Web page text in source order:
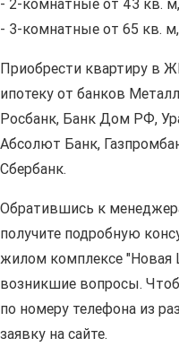
- 2-комнатные от 43 кв.
- 3-комнатные от 65 кв.
Приобрести квартиру в
ипотеку от банков
Росбанк, Банк Дом РФ,
Абсолют Банк,
Сбербанк.
Обратившись к
получите подробную
жилом комплексе "Новая
возникшие вопросы.
по номеру телефона из
заявку на сайте.